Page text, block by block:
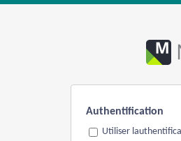
Authentification
Utiliser